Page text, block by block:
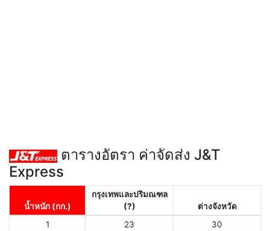
ตารางอัตรา ค่าจัดส่ง J&T
Express
น้ำหนัก (กก.)
กรุงเทพและปริมณฑล
(?)
ต่างจังหวัด
1
23
30